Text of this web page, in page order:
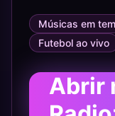
Músicas em
Futebol ao vivo
Abrir